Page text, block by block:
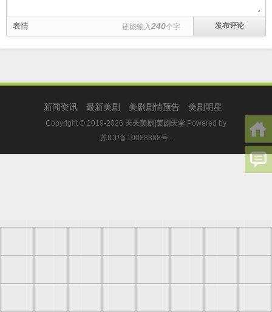
表情 还能输入 240个字
新闻资讯 最新美剧 美剧剧情预告 美剧明星
Copyright © 2019-2026 天天美剧|美剧天堂 Powered by
苏ICP备10088888号 .